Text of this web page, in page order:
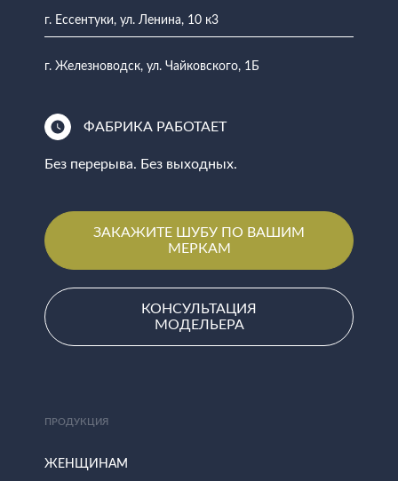
г. Ессентуки, ул. Ленина, 10 к3
г. Железноводск, ул. Чайковского, 1Б
ФАБРИКА РАБОТАЕТ
Без перерыва. Без выходных.
ЗАКАЖИТЕ ШУБУ ПО ВАШИМ
МЕРКАМ
КОНСУЛЬТАЦИЯ
МОДЕЛЬЕРА
ПРОДУКЦИЯ
ЖЕНЩИНАМ